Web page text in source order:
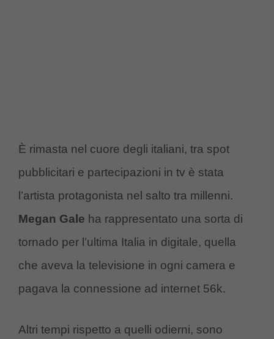
È rimasta nel cuore degli italiani, tra spot
pubblicitari e partecipazioni in tv è stata
l’artista protagonista nel salto tra millenni.
Megan Gale ha rappresentato una sorta di
tornado per l’ultima Italia in digitale, quella
che aveva la televisione in ogni camera e
pagava la connessione ad internet 56k.
Altri tempi rispetto a quelli odierni, sono